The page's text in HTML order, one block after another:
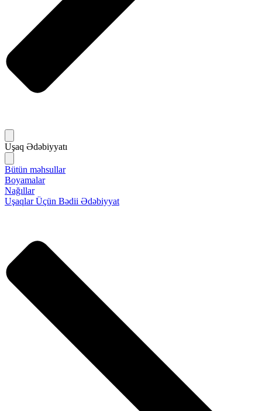
Uşaq Ədəbiyyatı
Bütün məhsullar
Boyamalar
Nağıllar
Uşaqlar Üçün Bədii Ədəbiyyat